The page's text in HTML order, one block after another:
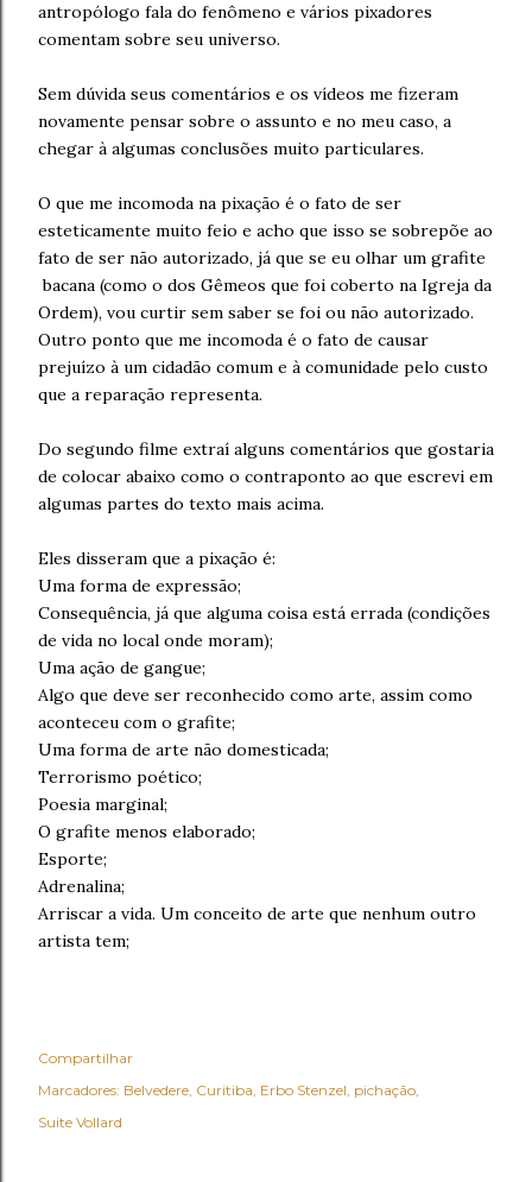
antropólogo fala do fenômeno e vários pixadores
comentam sobre seu universo.
Sem dúvida seus comentários e os vídeos me fizeram
novamente pensar sobre o assunto e no meu caso, a
chegar à algumas conclusões muito particulares.
O que me incomoda na pixação é o fato de ser
esteticamente muito feio e acho que isso se sobrepõe ao
fato de ser não autorizado, já que se eu olhar um grafite
bacana (como o dos Gêmeos que foi coberto na Igreja da
Ordem), vou curtir sem saber se foi ou não autorizado.
Outro ponto que me incomoda é o fato de causar
prejuízo à um cidadão comum e à comunidade pelo custo
que a reparação representa.
Do segundo filme extraí alguns comentários que gostaria
de colocar abaixo como o contraponto ao que escrevi em
algumas partes do texto mais acima.
Eles disseram que a pixação é:
Uma forma de expressão;
Consequência, já que alguma coisa está errada (condições
de vida no local onde moram);
Uma ação de gangue;
Algo que deve ser reconhecido como arte, assim como
aconteceu com o grafite;
Uma forma de arte não domesticada;
Terrorismo poético;
Poesia marginal;
O grafite menos elaborado;
Esporte;
Adrenalina;
Arriscar a vida. Um conceito de arte que nenhum outro
artista tem;
Compartilhar
Marcadores: Belvedere Curitiba Erbo Stenzel pichação
Suite Vollard